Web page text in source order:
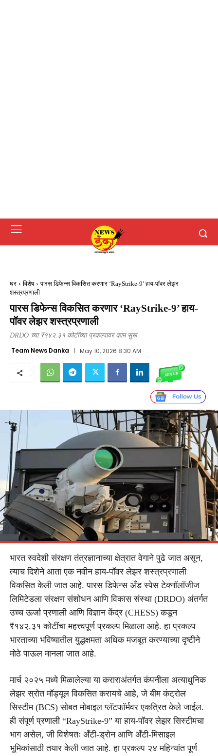
घर विशेष
पारस डिफेन्स विकसित करणार ‘RayStrike-9’ हाय-पॉवर लेझर
शस्त्रप्रणाली
पारस डिफेन्स विकसित करणार ‘RayStrike-9’ हाय-
पॉवर लेझर शस्त्रप्रणाली
DRDO च्या ₹१४२.३१ कोटींच्या प्रकल्पावर काम सुरू
Team News Danka May 10, 2026 8:30 AM
भारत स्वदेशी संरक्षण तंत्रज्ञानाच्या क्षेत्रात वेगाने पुढे जात असून,
त्याच दिशेने आता एक नवीन हाय-पॉवर लेझर शस्त्रप्रणाली
विकसित केली जात आहे. पारस डिफेन्स अँड स्पेस टेक्नॉलॉजीज
लिमिटेडला संरक्षण संशोधन आणि विकास संस्था (DRDO) अंतर्गत
उच्च ऊर्जा प्रणाली आणि विज्ञान केंद्र (CHESS) कडून
₹१४२.३१ कोटींचा महत्त्वपूर्ण प्रकल्प मिळाला आहे. हा प्रकल्प
भारताच्या भविष्यातील युद्धक्षमता अधिक मजबूत करण्याच्या दृष्टीने
मोठे पाऊल मानला जात आहे.
मार्च २०२५ मध्ये मिळालेल्या या कराराअंतर्गत कंपनीला अत्याधुनिक
लेझर स्रोत मॉड्यूल विकसित करायचे आहे, जे बीम कंट्रोल
सिस्टीम (BCS) सोबत मोबाइल प्लॅटफॉर्मवर एकत्रित केले जाईल.
ही संपूर्ण प्रणाली “RayStrike-9” या हाय-पॉवर लेझर सिस्टीमचा
भाग असेल, जी विशेषतः अँटी-ड्रोन आणि अँटी-मिसाइल
भूमिकांसाठी तयार केली जात आहे. हा प्रकल्प २४ महिन्यांत पूर्ण